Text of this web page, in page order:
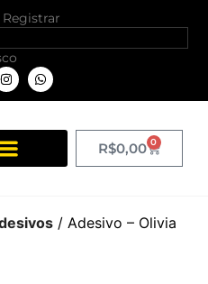
R$0,00 0
/ Adesivo – Olivia